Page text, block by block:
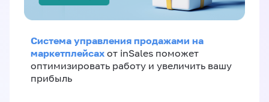
Система управления продажами на
маркетплейсах от inSales поможет
оптимизировать работу и увеличить вашу
прибыль